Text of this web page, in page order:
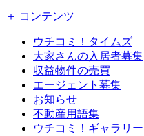
＋ コンテンツ
ウチコミ！タイムズ
大家さんの入居者募集
収益物件の売買
エージェント募集
お知らせ
不動産用語集
ウチコミ！ギャラリー